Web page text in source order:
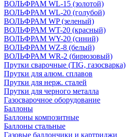
ВОЛЬФРАМ WL-15 (золотой)
ВОЛЬФРАМ WL-20 (голубой)
ВОЛЬФРАМ WP (зеленый)
ВОЛЬФРАМ WT-20 (красный)
ВОЛЬФРАМ WY-20 (синий)
ВОЛЬФРАМ WZ-8 (белый)
ВОЛЬФРАМ WR-2 (бирюзовый)
Прутки сварочные (TIG, газосварка)
Прутки для алюм. сплавов
Прутки для нерж. сталей
Прутки для черного металла
Газосварочное оборудование
Баллоны
Баллоны композитные
Баллоны стальные
Газовые баллончики и картриджи